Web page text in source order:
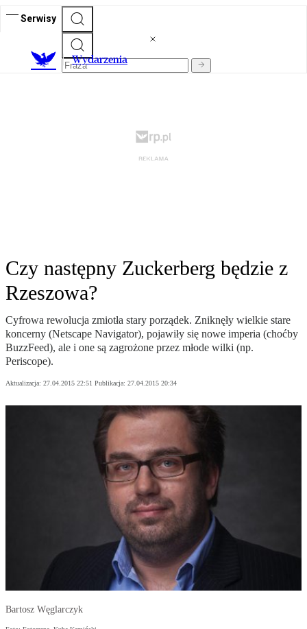
Serwisy
Wydarzenia
Czy następny Zuckerberg będzie z
Rzeszowa?
Cyfrowa rewolucja zmiotła stary porządek. Zniknęły wielkie stare
koncerny (Netscape Navigator), pojawiły się nowe imperia (choćby
BuzzFeed), ale i one są zagrożone przez młode wilki (np.
Periscope).
Aktualizacja: 27.04.2015 22:51 Publikacja: 27.04.2015 20:34
Bartosz Węglarczyk